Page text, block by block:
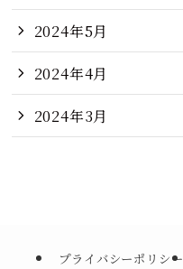
2024年5月
2024年4月
2024年3月
プライバシーポリシー